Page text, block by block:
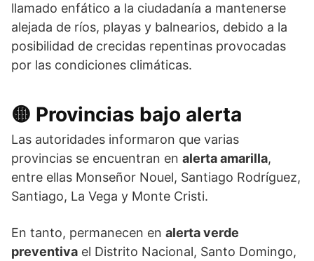
llamado enfático a la ciudadanía a mantenerse
alejada de ríos, playas y balnearios, debido a la
posibilidad de crecidas repentinas provocadas
por las condiciones climáticas.
🟡 Provincias bajo alerta
Las autoridades informaron que varias
provincias se encuentran en alerta amarilla,
entre ellas Monseñor Nouel, Santiago Rodríguez,
Santiago, La Vega y Monte Cristi.
En tanto, permanecen en alerta verde
preventiva el Distrito Nacional, Santo Domingo,